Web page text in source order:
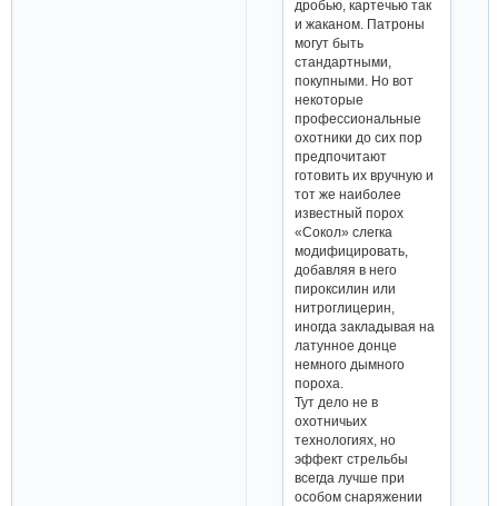
дробью, картечью так
и жаканом. Патроны
могут быть
стандартными,
покупными. Но вот
некоторые
профессиональные
охотники до сих пор
предпочитают
готовить их вручную и
тот же наиболее
известный порох
«Сокол» слегка
модифицировать,
добавляя в него
пироксилин или
нитроглицерин,
иногда закладывая на
латунное донце
немного дымного
пороха.
Тут дело не в
охотничьих
технологиях, но
эффект стрельбы
всегда лучше при
особом снаряжении